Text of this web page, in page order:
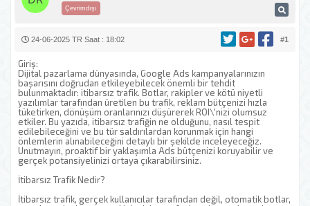
Çevrimdışı
#1
24-06-2025 TR Saat : 18:02
Giriş:
Dijital pazarlama dünyasında, Google Ads kampanyalarınızın
başarısını doğrudan etkileyebilecek önemli bir tehdit
bulunmaktadır: itibarsız trafik. Botlar, rakipler ve kötü niyetli
yazılımlar tarafından üretilen bu trafik, reklam bütçenizi hızla
tüketirken, dönüşüm oranlarınızı düşürerek ROI\'nizi olumsuz
etkiler. Bu yazıda, itibarsız trafiğin ne olduğunu, nasıl tespit
edilebileceğini ve bu tür saldırılardan korunmak için hangi
önlemlerin alınabileceğini detaylı bir şekilde inceleyeceğiz.
Unutmayın, proaktif bir yaklaşımla Ads bütçenizi koruyabilir ve
gerçek potansiyelinizi ortaya çıkarabilirsiniz.
İtibarsız Trafik Nedir?
İtibarsız trafik, gerçek kullanıcılar tarafından değil, otomatik botlar,